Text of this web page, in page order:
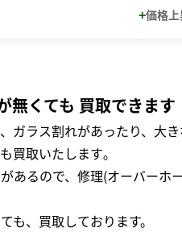
+価格上
無くても 買取できます
ガラス割れがあったり、大き
買取いたします｡
あるので、修理(オーバー
も、買取しております。